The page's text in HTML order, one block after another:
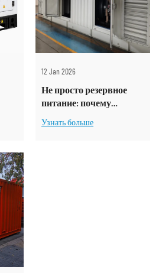
12 Jan 2026
Не просто резервное
питание: почему
установка в контейнере
Узнать больше